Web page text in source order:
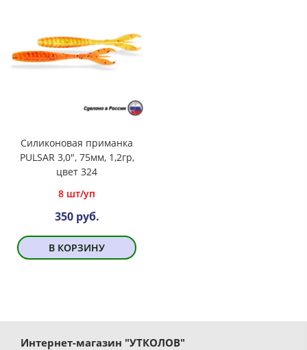
Силиконовая приманка
PULSAR 3,0", 75мм, 1,2гр,
цвет 324
8 шт/уп
350 руб.
В КОРЗИНУ
Интернет-магазин "УТКОЛОВ"